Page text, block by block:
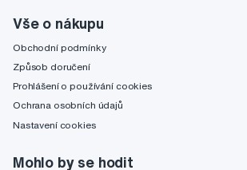
Vše o nákupu
Obchodní podmínky
Způsob doručení
Prohlášení o používání cookies
Ochrana osobních údajů
Nastavení cookies
Mohlo by se hodit